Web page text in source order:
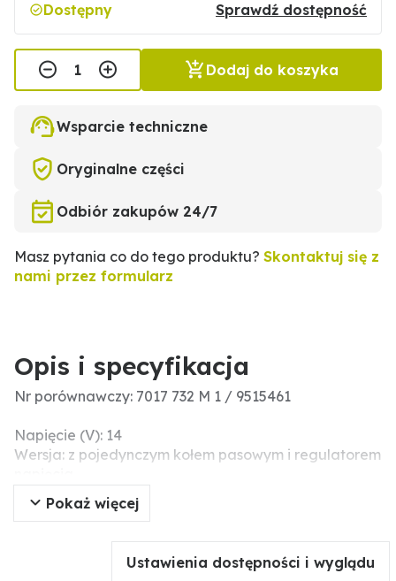
Dostępny Sprawdź dostępność
Dodaj do koszyka
Wsparcie techniczne
Oryginalne części
Odbiór zakupów 24/7
Masz pytania co do tego produktu? Skontaktuj się z
nami przez formularz
Opis i specyfikacja
Nr porównawczy: 7017 732 M 1 / 9515461
Napięcie (V): 14
Wersja: z pojedynczym kołem pasowym i regulatorem
Natężenie (A): 55
Szerokość rowka (mm): 10
Pokaż więcej
Ustawienia dostępności i wyglądu